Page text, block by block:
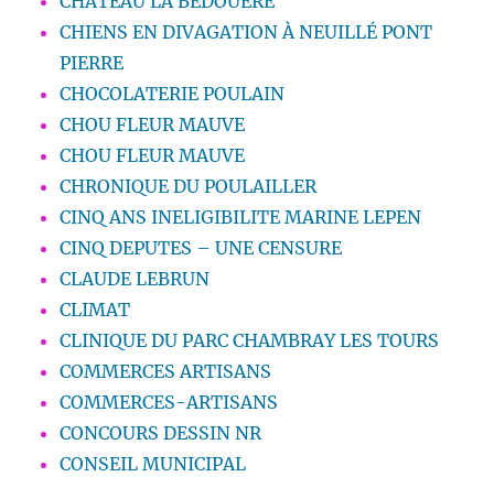
CHIENS EN DIVAGATION À NEUILLÉ PONT
PIERRE
CHOCOLATERIE POULAIN
CHOU FLEUR MAUVE
CHOU FLEUR MAUVE
CHRONIQUE DU POULAILLER
CINQ ANS INELIGIBILITE MARINE LEPEN
CINQ DEPUTES – UNE CENSURE
CLAUDE LEBRUN
CLIMAT
CLINIQUE DU PARC CHAMBRAY LES TOURS
COMMERCES ARTISANS
COMMERCES-ARTISANS
CONCOURS DESSIN NR
CONSEIL MUNICIPAL